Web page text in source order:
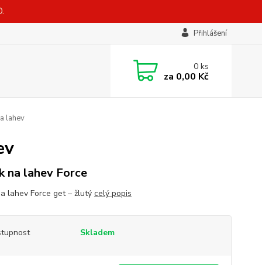
Přihlášení
0ks
za 0,00 Kč
lahev
na lahev Force
lahev Force get – žlutý celý popis
Skladem